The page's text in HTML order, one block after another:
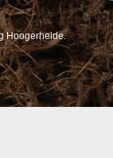
Hoogerheide.